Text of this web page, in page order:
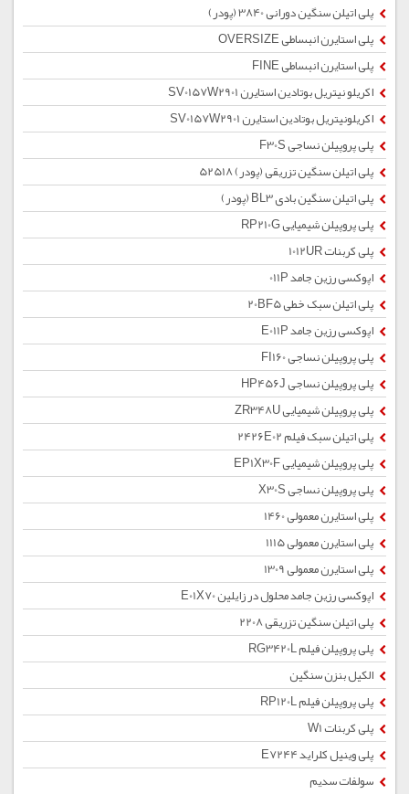
پلی اتیلن سنگین دورانی 3840 (پودر)
پلی استایرن انبساطی OVERSIZE
پلی استایرن انبساطی FINE
اکریلو نیتریل بوتادین استایرن SV0157W2901
اکریلونیتریل بوتادین استایرن SV0157W2901
پلی پروپیلن نساجی F30S
پلی اتیلن سنگین تزریقی (پودر) 52518
پلی اتیلن سنگین بادی BL3 (پودر)
پلی پروپیلن شیمیایی RP210G
پلی کربنات 1012UR
اپوکسی رزین جامد 011P
پلی اتیلن سبک خطی 20BF5
اپوکسی رزین جامد E011P
پلی پروپیلن نساجی FI160
پلی پروپیلن نساجی HP456J
پلی پروپیلن شیمیایی ZR348U
پلی اتیلن سبک فیلم 2426E02
پلی پروپیلن شیمیایی EP1X30F
پلی پروپیلن نساجی X30S
پلی استایرن معمولی 1460
پلی استایرن معمولی 1115
پلی استایرن معمولی 1309
اپوکسی رزین جامد محلول در زایلین E01X70
پلی اتیلن سنگین تزریقی 2208
پلی پروپیلن فیلم RG3420L
الکیل بنزن سنگین
پلی پروپیلن فیلم RP120L
پلی کربنات W1
پلی وینیل کلراید E7244
سولفات سدیم